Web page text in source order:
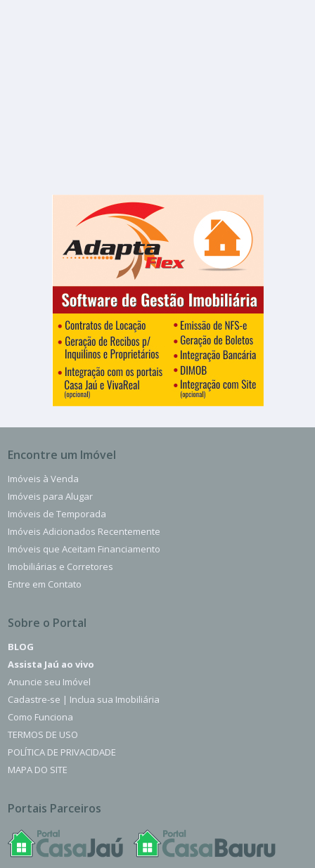
Encontre um Imóvel
Imóveis à Venda
Imóveis para Alugar
Imóveis de Temporada
Imóveis Adicionados Recentemente
Imóveis que Aceitam Financiamento
Imobiliárias e Corretores
Entre em Contato
Sobre o Portal
BLOG
Assista Jaú ao vivo
Anuncie seu Imóvel
Cadastre-se | Inclua sua Imobiliária
Como Funciona
TERMOS DE USO
POLÍTICA DE PRIVACIDADE
MAPA DO SITE
Portais Parceiros